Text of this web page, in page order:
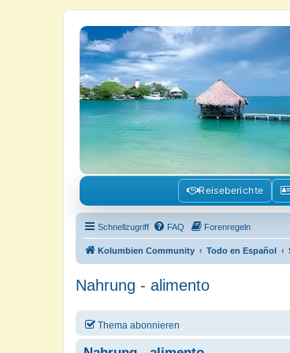
Kolumbienforum - Das
Reisen, Auswandern, Kultur, Politik, Geschichte und
Reiseberichte
Schnellzugriff FAQ Forenregeln
Kolumbien Community Todo en Español
Nahrung - alimento
Thema abonnieren